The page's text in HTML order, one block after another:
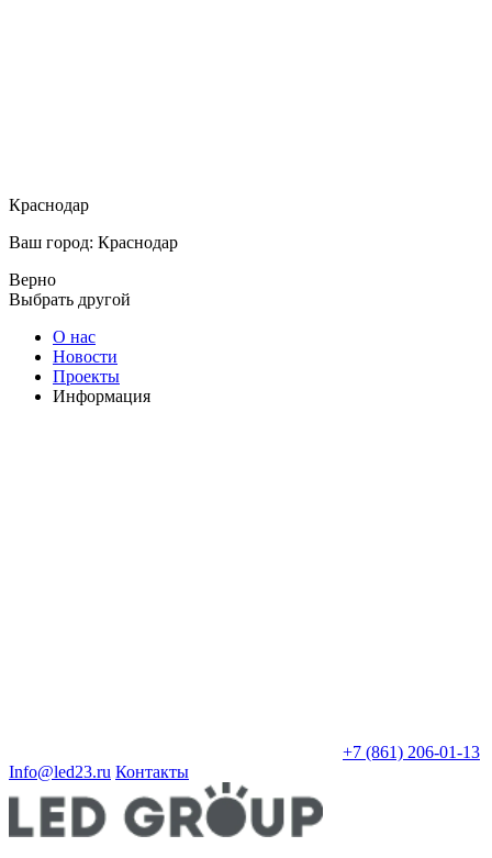
Краснодар
Ваш город: Краснодар
Верно
Выбрать другой
О нас
Новости
Проекты
Информация
+7 (861) 206-01-13
Info@led23.ru Контакты